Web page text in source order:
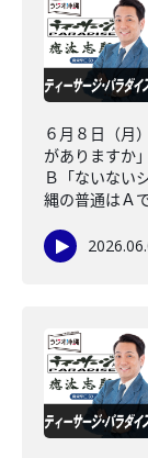
６月８日（月
がありますか
Ｂ「ないない
縄の普通はＡ